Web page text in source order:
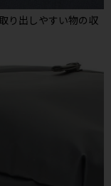
り出しやすい物の収